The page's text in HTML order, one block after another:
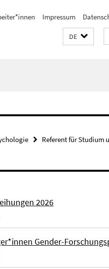
Impressum
DE
Referent für Studium
2026
Gender-